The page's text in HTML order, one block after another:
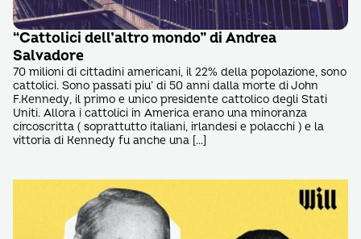
“Cattolici dell’altro mondo” di Andrea
Salvadore
70 milioni di cittadini americani, il 22% della popolazione, sono
cattolici. Sono passati piu’ di 50 anni dalla morte di John
F.Kennedy, il primo e unico presidente cattolico degli Stati
Uniti. Allora i cattolici in America erano una minoranza
circoscritta ( soprattutto italiani, irlandesi e polacchi ) e la
vittoria di Kennedy fu anche una […]